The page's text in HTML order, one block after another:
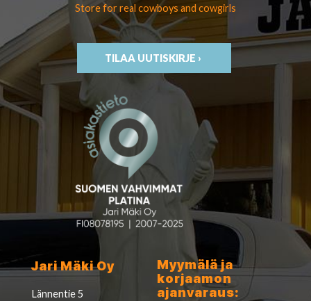
Store for real cowboys and cowgirls
TILAA UUTISKIRJE ›
Jari Mäki Oy
Lännentie 5
Myymälä ja
korjaamon
ajanvaraus: